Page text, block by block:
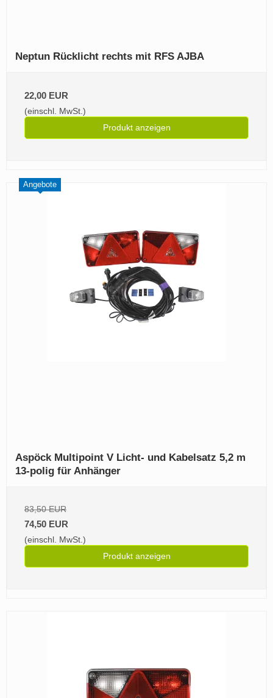
Neptun Rücklicht rechts mit RFS AJBA
22,00 EUR
(einschl. MwSt.)
Produkt anzeigen
Angebote
Aspöck Multipoint V Licht- und Kabelsatz 5,2 m
13-polig für Anhänger
83,50 EUR
74,50 EUR
(einschl. MwSt.)
Produkt anzeigen